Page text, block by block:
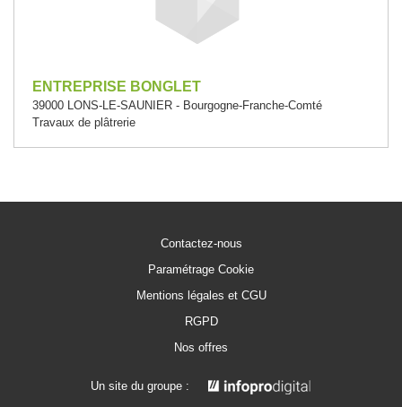
ENTREPRISE BONGLET
39000 LONS-LE-SAUNIER - Bourgogne-Franche-Comté
Travaux de plâtrerie
Contactez-nous
Paramétrage Cookie
Mentions légales et CGU
RGPD
Nos offres
Un site du groupe :